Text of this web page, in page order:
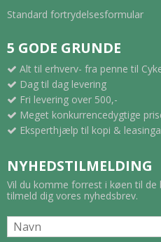
Standard fortrydelsesformular
5 GODE GRUNDE
Alt til erhverv- fra penne til
Dag til dag levering
Fri levering over 500,-
Meget konkurrencedygtige
Eksperthjælp til kopi &
NYHEDSTILMELDING
Vil du komme forrest i køen til de
tilmeld dig vores nyhedsbrev.